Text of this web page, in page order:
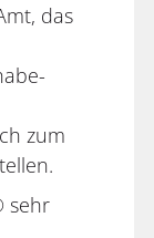
das
zum
sehr